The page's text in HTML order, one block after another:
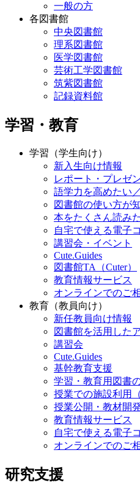
一般の方
各図書館
中央図書館
理系図書館
医学図書館
芸術工学図書館
筑紫図書館
記録資料館
学習・教育
学習（学生向け）
新入生向け情報
レポート・プレゼ
語学力を高めたい
図書館の使い方が
本をたくさん読み
自宅で使える電子
講習会・イベント
Cute.Guides
図書館TA（Cuter）
教育情報サービス
オンラインでのご
教育（教員向け）
新任教員向け情報
図書館を活用した
講習会
Cute.Guides
基幹教育支援
学習・教育用図書
授業での施設利用
授業公開・教材開
教育情報サービス
自宅で使える電子
オンラインでのご
研究支援